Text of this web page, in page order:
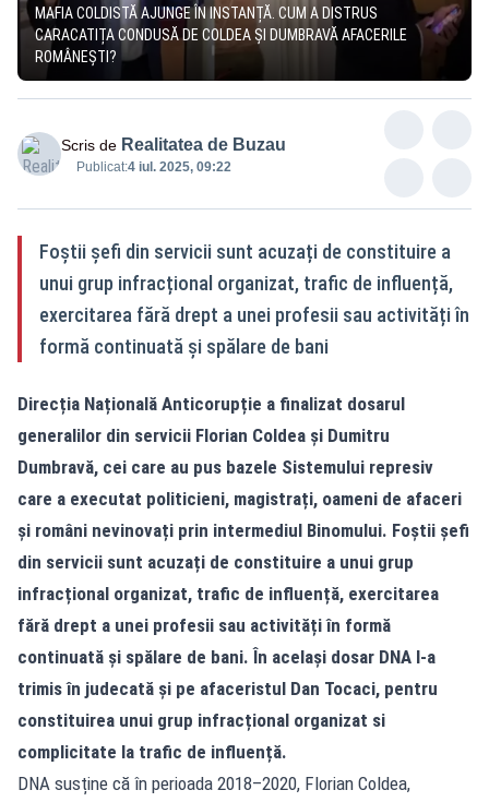
MAFIA COLDISTĂ AJUNGE ÎN INSTANȚĂ. CUM A DISTRUS
CARACATIȚA CONDUSĂ DE COLDEA ȘI DUMBRAVĂ AFACERILE
ROMÂNEȘTI?
Scris de Realitatea de Buzau
Publicat:4 iul. 2025, 09:22
Foștii șefi din servicii sunt acuzați de constituire a
unui grup infracțional organizat, trafic de influență,
exercitarea fără drept a unei profesii sau activități în
formă continuată și spălare de bani
Direcția Națională Anticorupție a finalizat dosarul
generalilor din servicii Florian Coldea și Dumitru
Dumbravă, cei care au pus bazele Sistemului represiv
care a executat politicieni, magistrați, oameni de afaceri
și români nevinovați prin intermediul Binomului. Foștii șefi
din servicii sunt acuzați de constituire a unui grup
infracțional organizat, trafic de influență, exercitarea
fără drept a unei profesii sau activități în formă
continuată și spălare de bani. În același dosar DNA l-a
trimis în judecată și pe afaceristul Dan Tocaci, pentru
constituirea unui grup infracțional organizat si
complicitate la trafic de influență.
DNA susține că în perioada 2018–2020, Florian Coldea,